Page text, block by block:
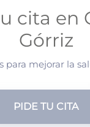
cita en
Górriz
para mejorar la
PIDE TU CITA